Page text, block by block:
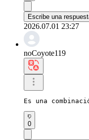
Escribe una
2026.07.01 23:27
noCoyote119
Es una
0